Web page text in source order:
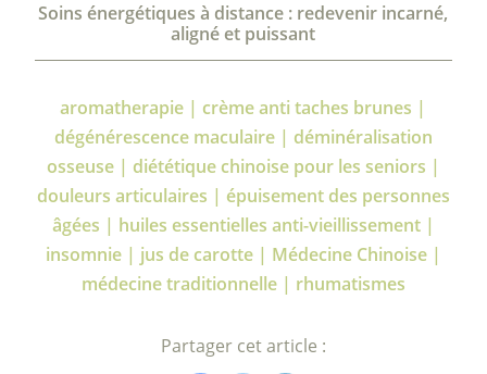
Soins énergétiques à distance : redevenir incarné,
aligné et puissant
aromatherapie | crème anti taches brunes |
dégénérescence maculaire | déminéralisation
osseuse | diététique chinoise pour les seniors |
douleurs articulaires | épuisement des personnes
âgées | huiles essentielles anti-vieillissement |
insomnie | jus de carotte | Médecine Chinoise |
médecine traditionnelle | rhumatismes
Partager cet article :